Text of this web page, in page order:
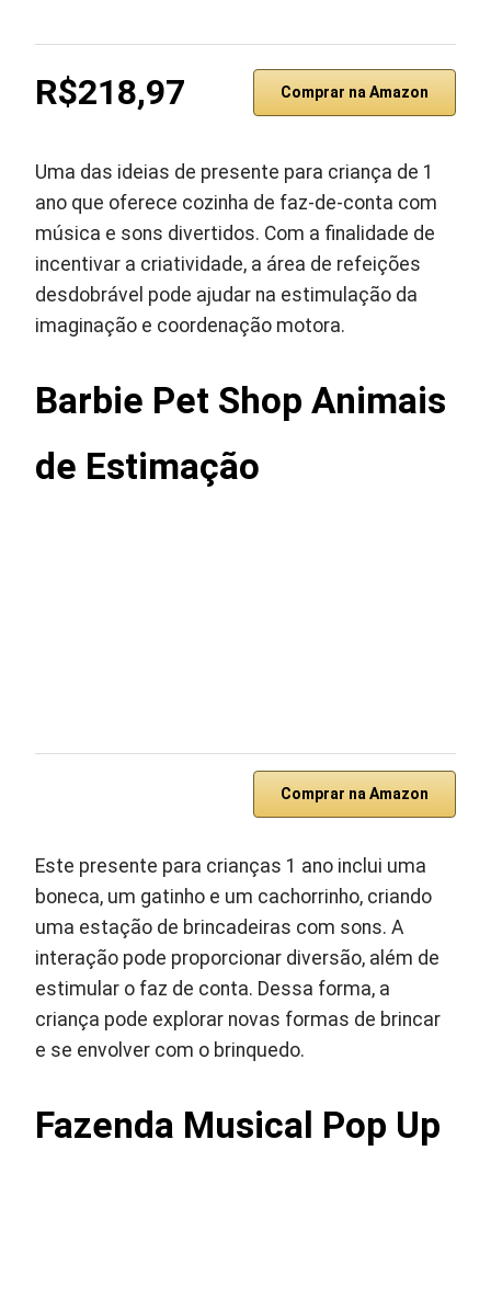
R$218,97 Comprar na Amazon
Uma das ideias de presente para criança de 1
ano que oferece cozinha de faz-de-conta com
música e sons divertidos. Com a finalidade de
incentivar a criatividade, a área de refeições
desdobrável pode ajudar na estimulação da
imaginação e coordenação motora.
Barbie Pet Shop Animais
de Estimação
Comprar na Amazon
Este presente para crianças 1 ano inclui uma
boneca, um gatinho e um cachorrinho, criando
uma estação de brincadeiras com sons. A
interação pode proporcionar diversão, além de
estimular o faz de conta. Dessa forma, a
criança pode explorar novas formas de brincar
e se envolver com o brinquedo.
Fazenda Musical Pop Up